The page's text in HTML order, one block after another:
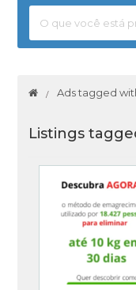
Ads tagged
Listings